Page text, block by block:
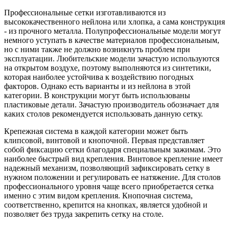
Профессиональные сетки изготавливаются из
высококачественного нейлона или хлопка, а сама конструкция
- из прочного металла. Полупрофессиональные модели могут
немного уступать в качестве материалов профессиональным,
но с ними также не должно возникнуть проблем при
эксплуатации. Любительские модели зачастую используются
на открытом воздухе, поэтому выполняются из синтетики,
которая наиболее устойчива к воздействию погодных
факторов. Однако есть варианты и из нейлона в этой
категории. В конструкции могут быть использованы
пластиковые детали. Зачастую производитель обозначает для
каких столов рекомендуется использовать данную сетку.
Крепежная система в каждой категории может быть
клипсовой, винтовой и кнопочной. Первая представляет
собой фиксацию сетки благодаря специальным зажимам. Это
наиболее быстрый вид крепления. Винтовое крепление имеет
надежный механизм, позволяющий зафиксировать сетку в
нужном положении и регулировать ее натяжение. Для столов
профессионального уровня чаще всего приобретается сетка
именно с этим видом крепления. Кнопочная система,
соответственно, крепится на кнопках, является удобной и
позволяет без труда закрепить сетку на столе.